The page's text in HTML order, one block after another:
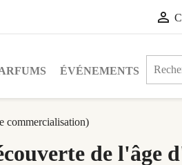

ÉVÉNEMENTS
commercialisation)
de l'âge